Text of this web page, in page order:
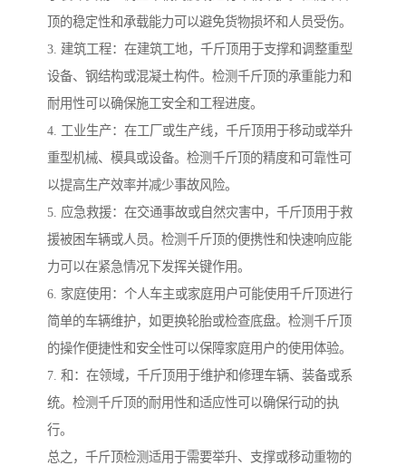
顶的稳定性和承载能力可以避免货物损坏和人员受伤。
3. 建筑工程：在建筑工地，千斤顶用于支撑和调整重型
设备、钢结构或混凝土构件。检测千斤顶的承重能力和
耐用性可以确保施工安全和工程进度。
4. 工业生产：在工厂或生产线，千斤顶用于移动或举升
重型机械、模具或设备。检测千斤顶的精度和可靠性可
以提高生产效率并减少事故风险。
5. 应急救援：在交通事故或自然灾害中，千斤顶用于救
援被困车辆或人员。检测千斤顶的便携性和快速响应能
力可以在紧急情况下发挥关键作用。
6. 家庭使用：个人车主或家庭用户可能使用千斤顶进行
简单的车辆维护，如更换轮胎或检查底盘。检测千斤顶
的操作便捷性和安全性可以保障家庭用户的使用体验。
7. 和：在领域，千斤顶用于维护和修理车辆、装备或系
统。检测千斤顶的耐用性和适应性可以确保行动的执
行。
总之，千斤顶检测适用于需要举升、支撑或移动重物的